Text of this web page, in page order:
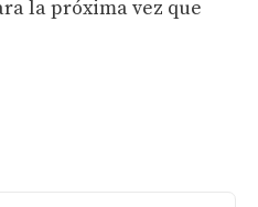
la próxima vez que